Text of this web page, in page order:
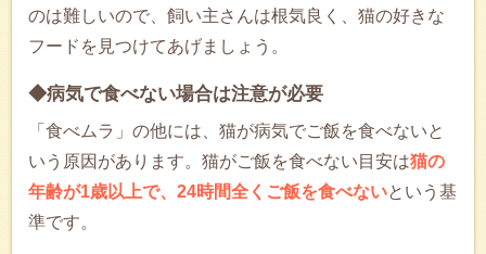
のは難しいので、飼い主さんは根気良く、猫の好きな
フードを見つけてあげましょう。
◆病気で食べない場合は注意が必要
「食べムラ」の他には、猫が病気でご飯を食べないと
いう原因があります。猫がご飯を食べない目安は猫の
年齢が1歳以上で、24時間全くご飯を食べないという基
準です。